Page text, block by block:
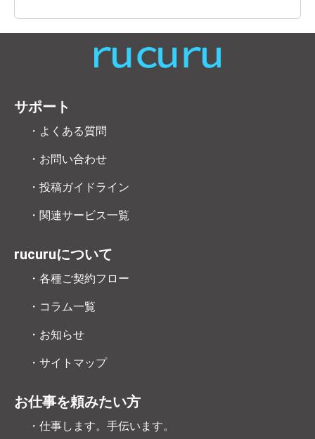
サポート
・よくある質問
・お問い合わせ
・投稿ガイドライン
・関連サービス一覧
rucuruについて
・各種ご契約フロー
・コラム一覧
・お知らせ
・サイトマップ
お仕事を頼みたい方
・仕事します。手伝います。